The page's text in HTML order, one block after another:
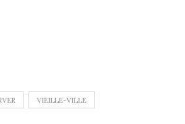
VIEILLE-VILLE